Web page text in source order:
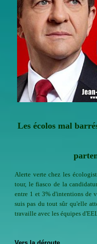
Les écolos mal
Alerte verte chez les
tour, le fiasco de la
entre 1 et 3% d'intentions de
suis pas du tout sûr qu'elle
travaille avec les équipes